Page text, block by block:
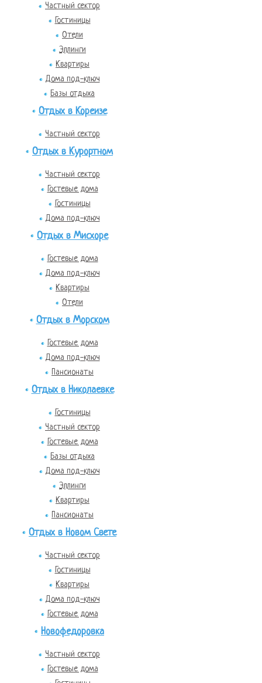
Частный сектор
Гостиницы
Отели
Эллинги
Квартиры
Дома под-ключ
Базы отдыха
Отдых в Кореизе
Частный сектор
Отдых в Курортном
Частный сектор
Гостевые дома
Гостиницы
Дома под-ключ
Отдых в Мисхоре
Гостевые дома
Дома под-ключ
Квартиры
Отели
Отдых в Морском
Гостевые дома
Дома под-ключ
Пансионаты
Отдых в Николаевке
Гостиницы
Частный сектор
Гостевые дома
Базы отдыха
Дома под-ключ
Эллинги
Квартиры
Пансионаты
Отдых в Новом Свете
Частный сектор
Гостиницы
Квартиры
Дома под-ключ
Гостевые дома
Новофедоровка
Частный сектор
Гостевые дома